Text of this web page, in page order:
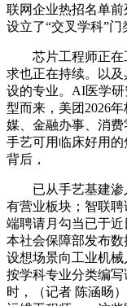
联网企业热招名单
设立了“交叉学科”门
芯片工程师正在
求也正在持续。以
设的专业。AI医学
型而来，美团2026
媒、金融办事、消
手艺可用临床好用
背后，
已从手艺基建渗
有营业板块；智联
端聘请月勾当已于
本社会保障部发布
设想场景向工业机械
按学科专业分类编
时，（记者 陈涵旸